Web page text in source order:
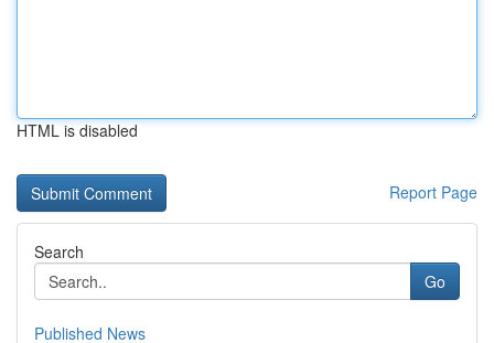
HTML is disabled
Report Page
Search
Go
Published News